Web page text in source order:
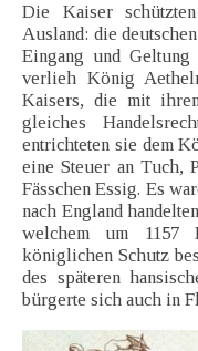
Die Kaiser
Ausland: die
Eingang und
verlieh König
Kaisers, die mit
gleiches
entrichteten sie dem
eine Steuer an Tuch,
Fässchen Essig. Es
nach England
welchem um 1157
königlichen Schutz
des späteren
bürgerte sich auch in